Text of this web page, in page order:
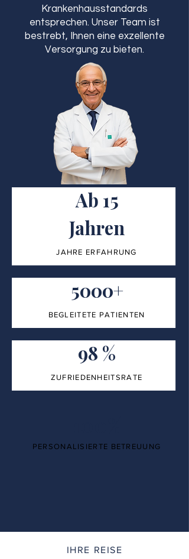
Krankenhausstandards
entsprechen. Unser Team ist
bestrebt, Ihnen eine exzellente
Versorgung zu bieten.
Ab 15
Jahren
JAHRE ERFAHRUNG
5000+
BEGLEITETE PATIENTEN
98 %
ZUFRIEDENHEITSRATE
PERSONALISIERTE BETREUUNG
IHRE REISE